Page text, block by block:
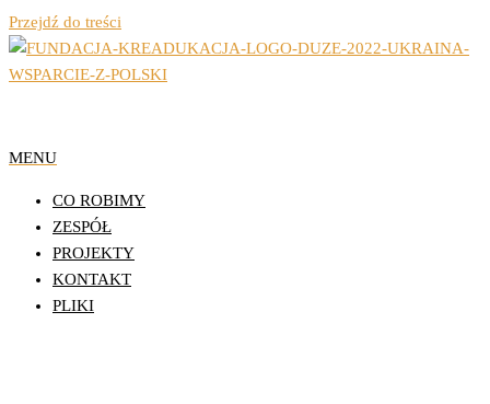
Przejdź do treści
Fundacja Działań
Edukacyjnych
KReAdukacja
MENU
CO ROBIMY
ZESPÓŁ
PROJEKTY
KONTAKT
PLIKI